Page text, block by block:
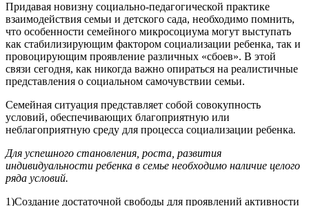
Придавая новизну социально-педагогической практике
взаимодействия семьи и детского сада, необходимо помнить,
что особенности семейного микросоциума могут выступать
как стабилизирующим фактором социализации ребенка, так и
провоцирующим проявление различных «сбоев». В этой
связи сегодня, как никогда важно опираться на реалистичные
представления о социальном самочувствии семьи.
Семейная ситуация представляет собой совокупность
условий, обеспечивающих благоприятную или
неблагоприятную среду для процесса социализации ребенка.
Для успешного становления, роста, развития
индивидуальности ребенка в семье необходимо наличие целого
ряда условий.
1)Создание достаточной свободы для проявлений активности